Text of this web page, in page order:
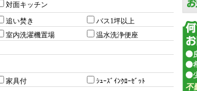
対面キッチン
追い焚き
バス1坪以上
室内洗濯機置場
温水洗浄便座
家具付
ｼｭｰｽﾞｲﾝｸﾛｰｾﾞｯﾄ